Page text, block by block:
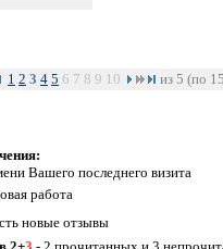
1 2 3 4 5 6 7 8 9 10 из 5 (по
Вашего последнего визита
работа
новые отзывы